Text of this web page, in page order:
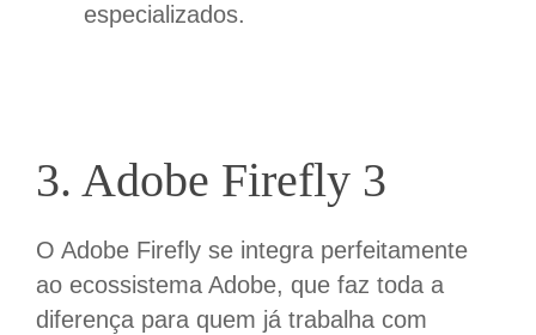
especializados.
3. Adobe Firefly 3
O Adobe Fireflyse integra perfeitamente
ao ecossistema Adobe, que faz toda a
diferença para quem já trabalha com